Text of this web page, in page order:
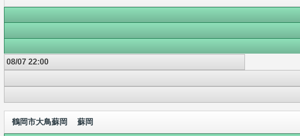
08/07 22:00
鶴岡市大鳥蘇岡 蘇岡